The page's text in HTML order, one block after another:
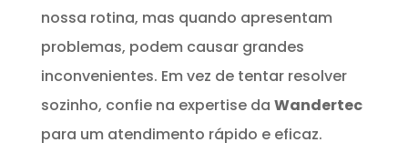
nossa rotina, mas quando apresentam
problemas, podem causar grandes
inconvenientes. Em vez de tentar resolver
sozinho, confie na expertise da Wandertec
para um atendimento rápido e eficaz.